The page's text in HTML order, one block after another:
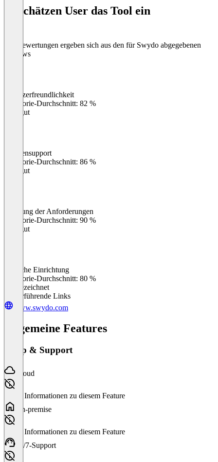
So schätzen User das Tool ein
Die Bewertungen ergeben sich aus den für Swydo abgegebenen
Reviews
Benutzerfreundlichkeit
Kategorie-Durchschnitt: 82 %
Sehr gut
Kundensupport
Kategorie-Durchschnitt: 86 %
Sehr gut
Erfüllung der Anforderungen
Kategorie-Durchschnitt: 90 %
Sehr gut
Einfache Einrichtung
Kategorie-Durchschnitt: 80 %
Ausgezeichnet
Weiterführende Links
www.swydo.com
Allgemeine Features
Setup & Support
Cloud
Keine Informationen zu diesem Feature
On-premise
Keine Informationen zu diesem Feature
24/7-Support